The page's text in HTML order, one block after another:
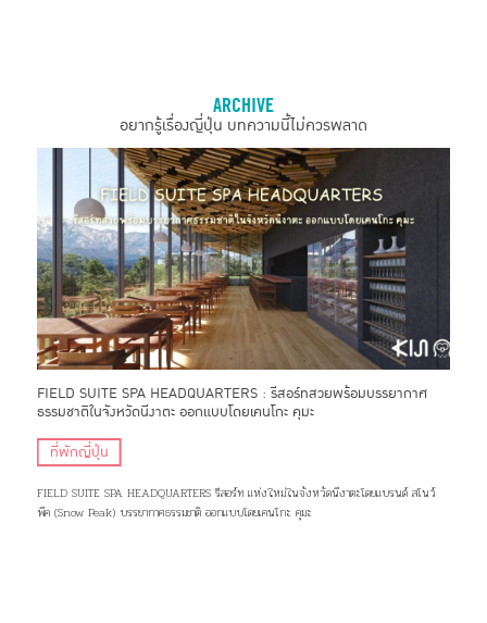
ARCHIVE
อยากรู้เรื่องญี่ปุ่น บทความนี้ไม่ควรพลาด
FIELD SUITE SPA HEADQUARTERS : รีสอร์ทสวยพร้อมบรรยากาศ
ธรรมชาติในจังหวัดนีงาตะ ออกแบบโดยเคนโกะ คุมะ
ที่พักญี่ปุ่น
FIELD SUITE SPA HEADQUARTERS รีสอร์ท แห่งใหม่ในจังหวัดนีงาตะโดยแบรนด์ สโนว์
พีค (Snow Peak) บรรยากาศธรรมชาติ ออกแบบโดยเคนโกะ คุมะ